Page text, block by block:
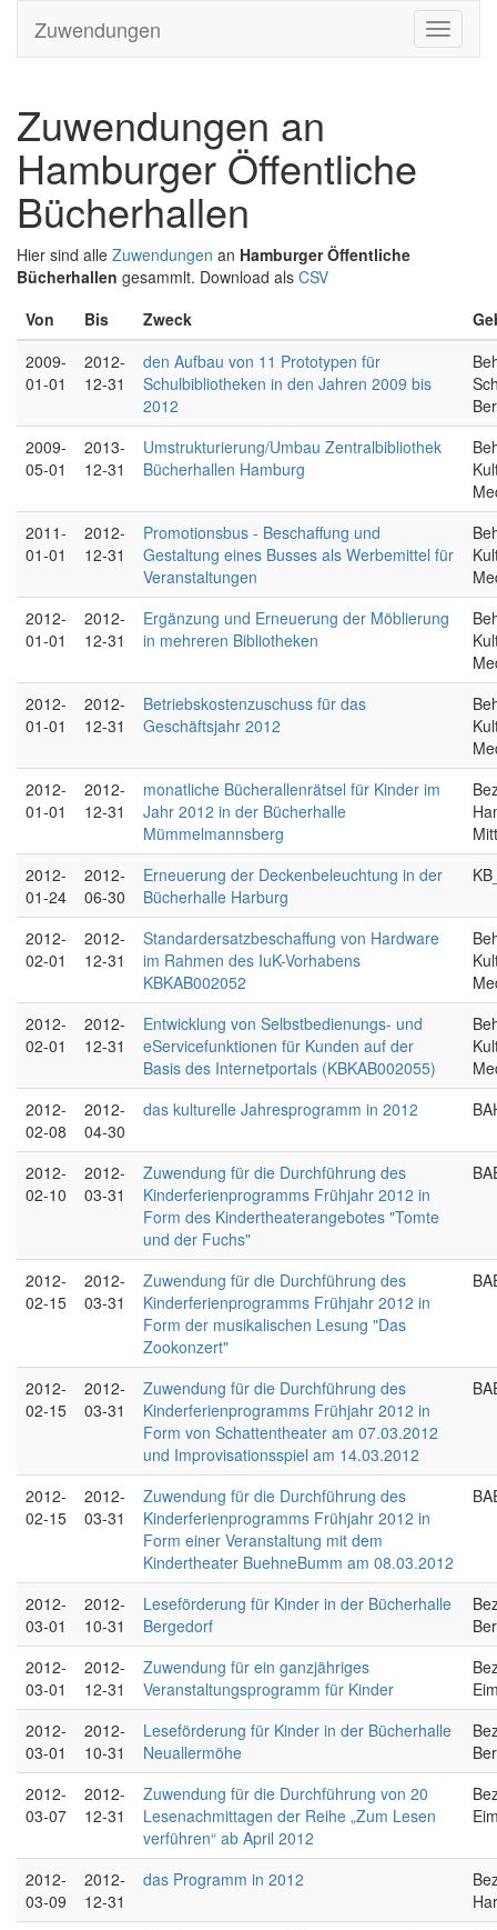
Zuwendungen
Zuwendungen an
Hamburger Öffentliche
Bücherhallen
Hier sind alle Zuwendungen an Hamburger Öffentliche
Bücherhallen gesammlt. Download als CSV
Von
Bis Zweck
2009-
01-01
2012-
12-31
den Aufbau von 11 Prototypen für
Schulbibliotheken in den Jahren 2009 bis
2012
2009-
05-01
2013-
12-31
Umstrukturierung/Umbau Zentralbibliothek
Bücherhallen Hamburg
2011-
01-01
2012-
12-31
Promotionsbus - Beschaffung und
Gestaltung eines Busses als Werbemittel für
Veranstaltungen
2012-
01-01
2012-
12-31
Ergänzung und Erneuerung der Möblierung
in mehreren Bibliotheken
2012-
01-01
2012-
12-31
Betriebskostenzuschuss für das
Geschäftsjahr 2012
2012-
01-01
2012-
12-31
monatliche Bücherallenrätsel für Kinder im
Jahr 2012 in der Bücherhalle
Mümmelmannsberg
2012-
01-24
2012-
06-30
Erneuerung der Deckenbeleuchtung in der
Bücherhalle Harburg
2012-
02-01
2012-
12-31
Standardersatzbeschaffung von Hardware
im Rahmen des IuK-Vorhabens
KBKAB002052
2012-
02-01
2012-
12-31
Entwicklung von Selbstbedienungs- und
eServicefunktionen für Kunden auf der
Basis des Internetportals (KBKAB002055)
2012-
02-08
2012-
04-30
das kulturelle Jahresprogramm in 2012
2012-
02-10
2012-
03-31
Zuwendung für die Durchführung des
Kinderferienprogramms Frühjahr 2012 in
Form des Kindertheaterangebotes "Tomte
und der Fuchs"
2012-
02-15
2012-
03-31
Zuwendung für die Durchführung des
Kinderferienprogramms Frühjahr 2012 in
Form der musikalischen Lesung "Das
Zookonzert"
2012-
02-15
2012-
03-31
Zuwendung für die Durchführung des
Kinderferienprogramms Frühjahr 2012 in
Form von Schattentheater am 07.03.2012
und Improvisationsspiel am 14.03.2012
2012-
02-15
2012-
03-31
Zuwendung für die Durchführung des
Kinderferienprogramms Frühjahr 2012 in
Form einer Veranstaltung mit dem
Kindertheater BuehneBumm am 08.03.2012
2012-
03-01
2012-
10-31
Leseförderung für Kinder in der Bücherhalle
Bergedorf
2012-
03-01
2012-
12-31
Zuwendung für ein ganzjähriges
Veranstaltungsprogramm für Kinder
2012-
03-01
2012-
10-31
Leseförderung für Kinder in der Bücherhalle
Neuallermöhe
2012-
03-07
2012-
12-31
Zuwendung für die Durchführung von 20
Lesenachmittagen der Reihe „Zum Lesen
verführen“ ab April 2012
2012-
03-09
2012-
12-31
das Programm in 2012